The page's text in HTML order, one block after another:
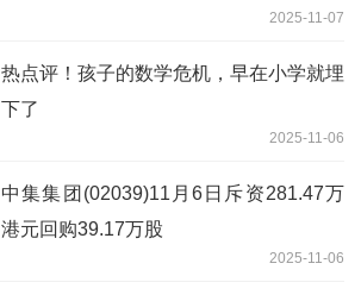
2025-11-07
热点评！孩子的数学危机，早在小学就埋
下了
2025-11-06
中集集团(02039)11月6日斥资281.47万
港元回购39.17万股
2025-11-06